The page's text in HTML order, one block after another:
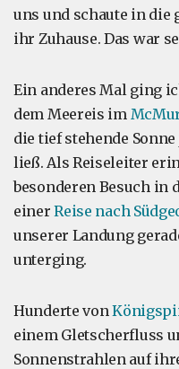
uns und schaute in die
ihr Zuhause. Das war
Ein anderes Mal ging
dem Meereis im
die tief stehende
ließ. Als Reiseleiter
besonderen Besuch in
einerReise nach
unserer Landung
unterging.
Hunderte von
einem Gletscherfluss
Sonnenstrahlen auf